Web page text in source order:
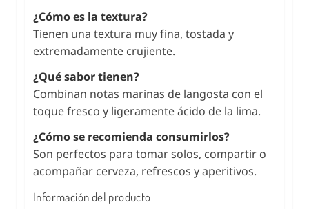
¿Cómo es la textura?
Tienen una textura muy fina, tostada y
extremadamente crujiente.
¿Qué sabor tienen?
Combinan notas marinas de langosta con el
toque fresco y ligeramente ácido de la lima.
¿Cómo se recomienda consumirlos?
Son perfectos para tomar solos, compartir o
acompañar cerveza, refrescos y aperitivos.
Información del producto